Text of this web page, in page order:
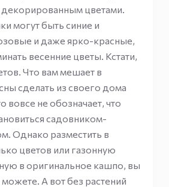
декорированным цветами.
могут быть синие и
и даже ярко-красные,
весенние цветы. Кстати,
Что вам мешает в
сделать из своего дома
не обозначает, что
садовником-
Однако разместить в
цветов или газонную
в оригинальное кашпо, вы
А вот без растений